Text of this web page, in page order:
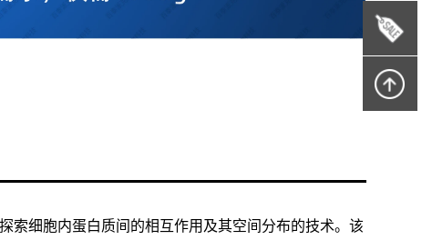
索细胞内蛋白质间的相互作用及其空间分布的技术。该